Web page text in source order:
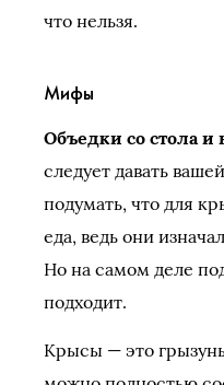
что нельзя.
Мифы
Объедки со стола
следует давать
подумать, что для
еда, ведь они
Но на самом деле
подходит.
Крысы — это